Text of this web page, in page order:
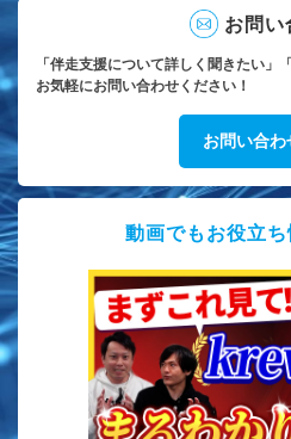
お問い
「伴走支援について詳しく聞きたい」
お気軽にお問い合わせください！
お問い合わ
動画でもお役立ち